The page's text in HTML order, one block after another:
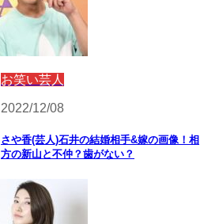
お笑い芸人
2022/12/08
さや香(芸人)石井の結婚相手&嫁の画像！相
方の新山と不仲？歯がない？